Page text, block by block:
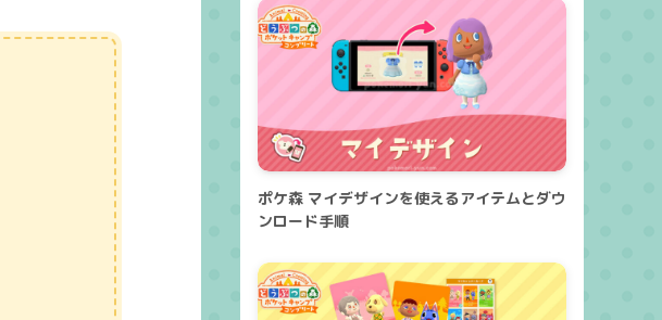
ポケ森 マイデザインを使えるアイテムとダウ
ンロード手順